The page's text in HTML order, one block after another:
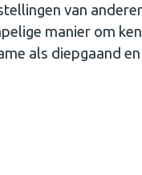
van
manier om
als diepgaand